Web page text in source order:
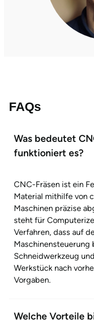
FAQs
Was bedeutet
funktioniert es?
CNC-Fräsen ist ein
Material mithilfe von
Maschinen präzise
steht für
Verfahren, dass auf
Maschinensteuerung
Schneidwerkzeug
Werkstück nach
Vorgaben.
Welche Vorteile